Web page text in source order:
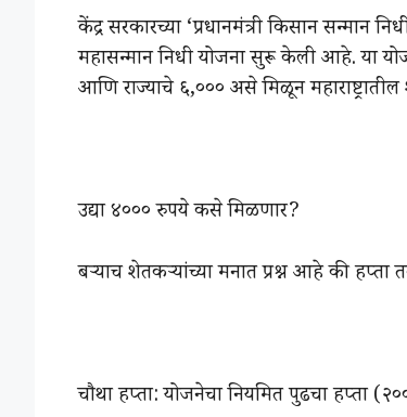
केंद्र सरकारच्या ‘प्रधानमंत्री किसान सन्मान
महासन्मान निधी योजना सुरू केली आहे. या
आणि राज्याचे ६,००० असे मिळून
उद्या ४००० रुपये कसे मिळणार?
बऱ्याच शेतकऱ्यांच्या मनात प्रश्न आहे की
चौथा हप्ता: योजनेचा नियमित पुढचा हप्ता